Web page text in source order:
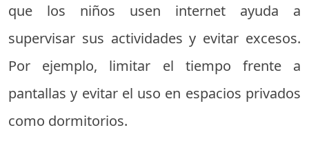
que los niños usen internet ayuda a
supervisar sus actividades y evitar excesos.
Por ejemplo, limitar el tiempo frente a
pantallas y evitar el uso en espacios privados
como dormitorios.